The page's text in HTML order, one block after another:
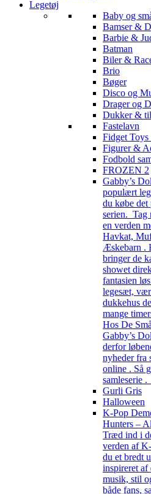
Legetøj
Baby og
Bamser &
Barbie &
Batman
Biler &
Brio
Bøger
Disco og
Drager og
Dukker &
Fastelavn
Fidget
Figurer &
Fodbold
FROZEN 2
Gabby’s
populært
du købe
serien. Tag
en verden
Havkat,
Æskebarn .
bringer de
showet
fantasien
legesæt,
dukkehus
mange
Hos De
Gabby’s
derfor
nyheder fra
online . Så
samleserie .
Gurli Gris
Halloween
K-Pop
Hunters –
Træd ind i
verden af
du et bredt
inspireret
musik, stil
både fans,